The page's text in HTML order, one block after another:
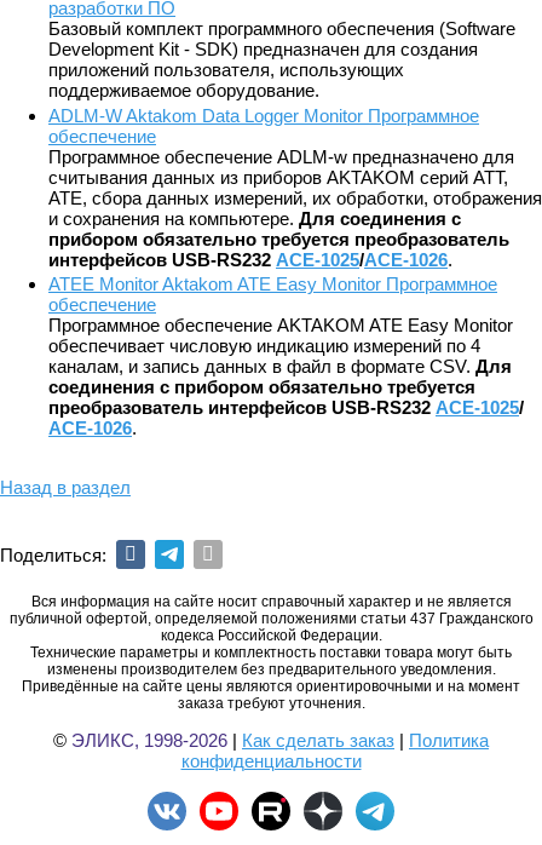
разработки ПО
Базовый комплект программного обеспечения (Software
Development Kit - SDK) предназначен для создания
приложений пользователя, использующих
поддерживаемое оборудование.
ADLM-W Aktakom Data Logger Monitor Программное
обеспечение
Программное обеспечение ADLM-w предназначено для
считывания данных из приборов AKTAKOM серий АТТ,
АТЕ, сбора данных измерений, их обработки, отображения
и сохранения на компьютере. Для соединения с
прибором обязательно требуется преобразователь
интерфейсов USB-RS232 АСЕ-1025/АСЕ-1026.
ATEE Monitor Aktakom ATE Easy Monitor Программное
обеспечение
Программное обеспечение AKTAKOM ATE Easy Monitor
обеспечивает числовую индикацию измерений по 4
каналам, и запись данных в файл в формате CSV. Для
соединения с прибором обязательно требуется
преобразователь интерфейсов USB-RS232 АСЕ-1025/
АСЕ-1026.
Назад в раздел
Поделиться:
Вся информация на сайте носит справочный характер и не является
публичной офертой, определяемой положениями статьи 437 Гражданского
кодекса Российской Федерации.
Технические параметры и комплектность поставки товара могут быть
изменены производителем без предварительного уведомления.
Приведённые на сайте цены являются ориентировочными и на момент
заказа требуют уточнения.
© ЭЛИКС, 1998-2026 | Как сделать заказ | Политика
конфиденциальности